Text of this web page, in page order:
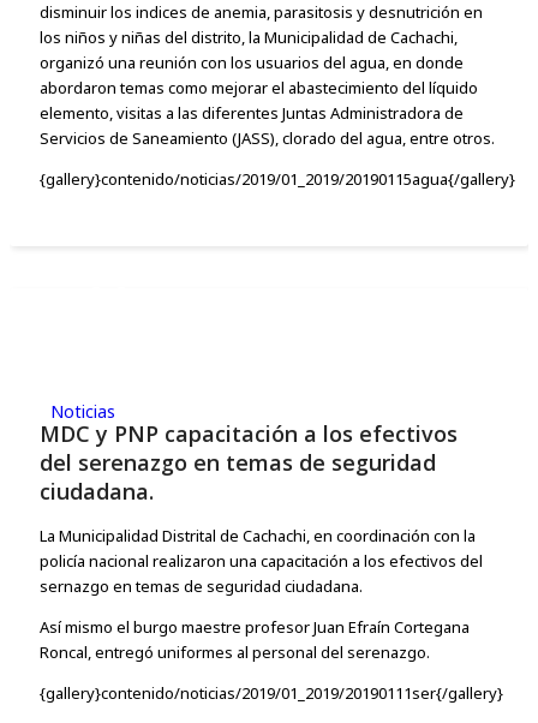
disminuir los indices de anemia, parasitosis y desnutrición en
los niños y niñas del distrito, la Municipalidad de Cachachi,
organizó una reunión con los usuarios del agua, en donde
abordaron temas como mejorar el abastecimiento del líquido
elemento, visitas a las diferentes Juntas Administradora de
Servicios de Saneamiento (JASS), clorado del agua, entre otros.
{gallery}contenido/noticias/2019/01_2019/20190115agua{/gallery}
Noticias
MDC y PNP capacitación a los efectivos
del serenazgo en temas de seguridad
ciudadana.
La Municipalidad Distrital de Cachachi, en coordinación con la
policía nacional realizaron una capacitación a los efectivos del
sernazgo en temas de seguridad ciudadana.
Así mismo el burgo maestre profesor Juan Efraín Cortegana
Roncal, entregó uniformes al personal del serenazgo.
{gallery}contenido/noticias/2019/01_2019/20190111ser{/gallery}